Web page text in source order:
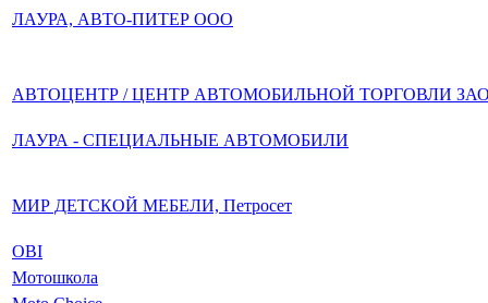
ЛАУРА, АВТО-ПИТЕР ООО
АВТОЦЕНТР / ЦЕНТР АВТОМОБИЛЬНОЙ ТОРГОВЛИ
ЛАУРА - СПЕЦИАЛЬНЫЕ АВТОМОБИЛИ
МИР ДЕТСКОЙ МЕБЕЛИ, Петросет
OBI
Мотошкола